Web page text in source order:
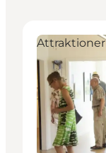
Attraktioner